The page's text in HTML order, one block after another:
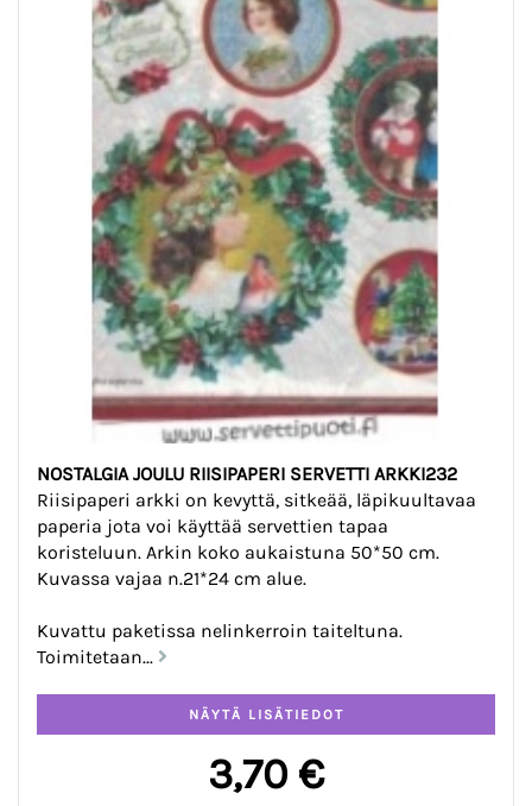
NOSTALGIA JOULU RIISIPAPERI SERVETTI ARKKI232
Riisipaperi arkki on kevyttä, sitkeää, läpikuultavaa
paperia jota voi käyttää servettien tapaa
koristeluun. Arkin koko aukaistuna 50*50 cm.
Kuvassa vajaa n.21*24 cm alue.
Kuvattu paketissa nelinkerroin taiteltuna.
Toimitetaan...
3,70 €